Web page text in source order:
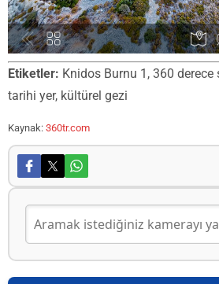
Etiketler: Knidos Burnu 1, 360
tarihi yer, kültürel gezi
Kaynak: 360tr.com